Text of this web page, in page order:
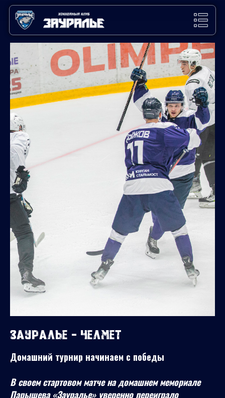
Зауралье - Челмет
Домашний турнир начинаем с победы
В своем стартовом матче на домашнем мемориале
Парышева «Зауралье» уверенно переиграло